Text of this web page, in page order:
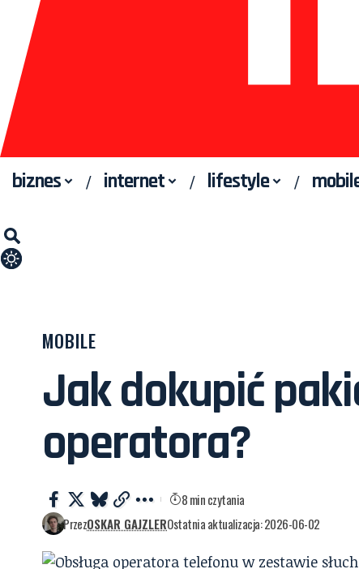
biznes internet lifestyle
MOBILE
Jak dokupić
operatora?
PrzezOSKAR GAJZLEROstatnia aktualizacja: 2026-06-02
8 min czytania